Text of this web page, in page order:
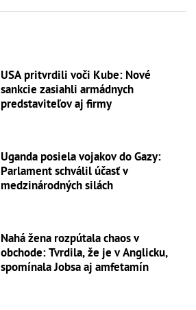
USA pritvrdili voči Kube: Nové
sankcie zasiahli armádnych
predstaviteľov aj firmy
Uganda posiela vojakov do Gazy:
Parlament schválil účasť v
medzinárodných silách
Nahá žena rozpútala chaos v
obchode: Tvrdila, že je v Anglicku,
spomínala Jobsa aj amfetamín